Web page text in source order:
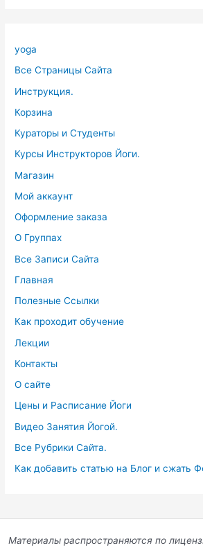
yoga
Все Страницы Сайта
Инструкция.
Корзина
Кураторы и Студенты
Курсы Инструкторов Йоги.
Магазин
Мой аккаунт
Оформление заказа
О Группах
Все Записи Сайта
Главная
Полезные Ссылки
Как проходит обучение
Лекции
Контакты
О сайте
Цены и Расписание Йоги
Видео Занятия Йогой.
Все Рубрики Сайта.
Как добавить статью на Блог и сжать
Материалы распространяются по